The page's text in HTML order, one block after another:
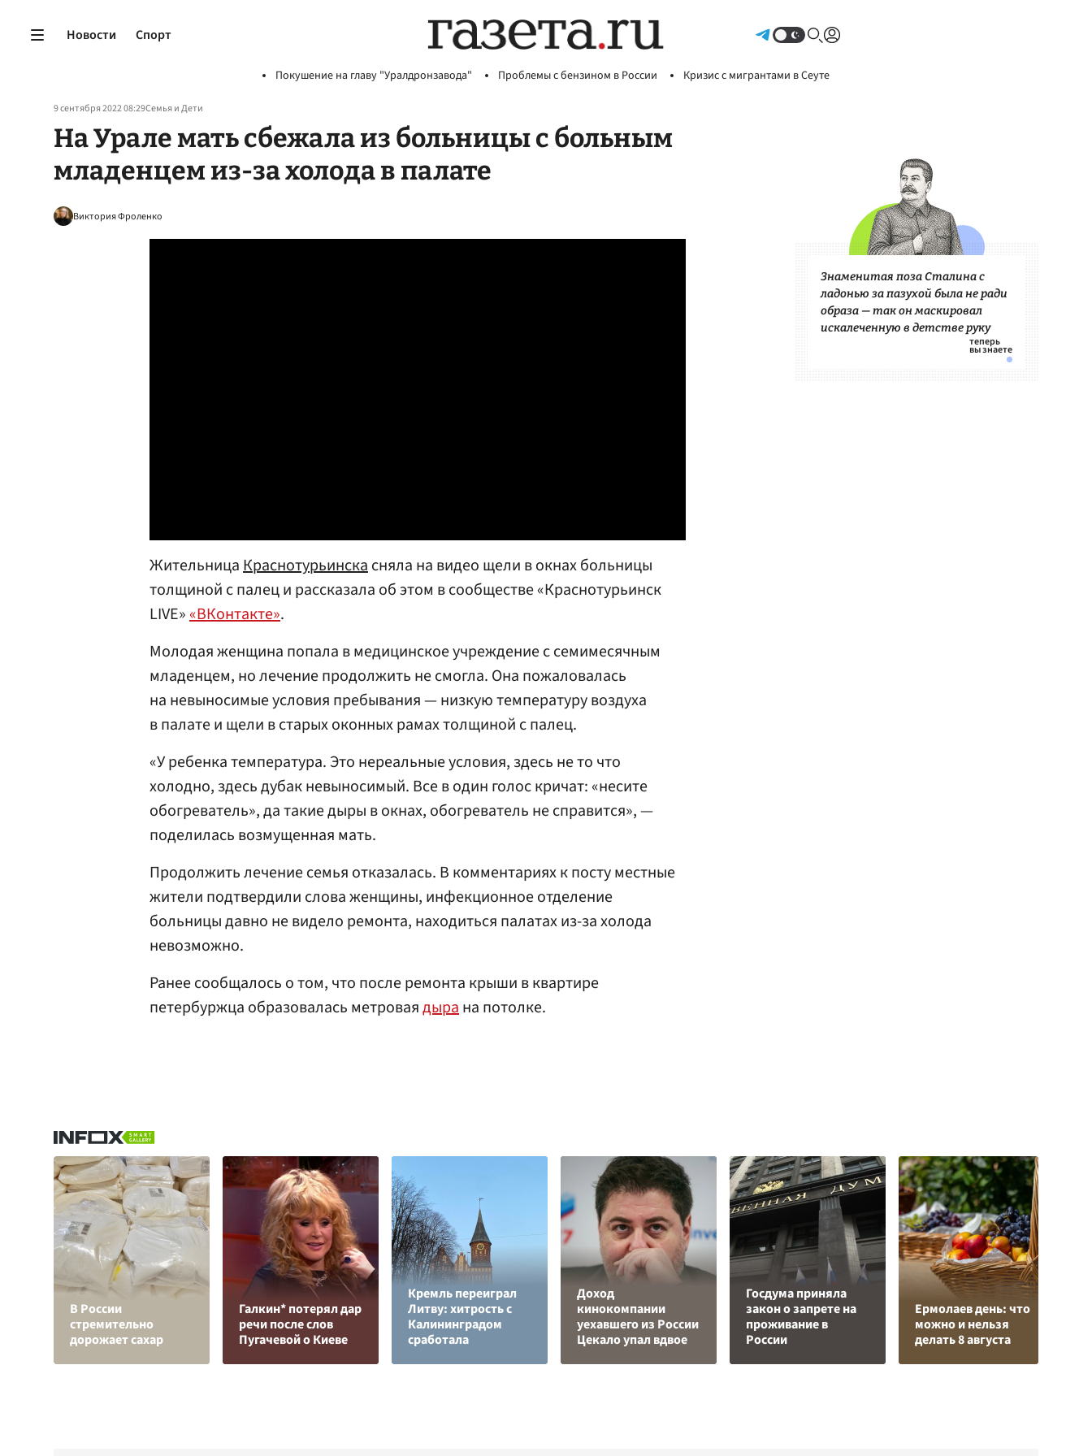
Новости Спорт
Покушение на главу "Уралдронзавода" Проблемы с бензином в России Кризис с мигрантами в Сеуте
9 сентября 2022 08:29Семья и Дети
На Урале мать сбежала из больницы с больным
младенцем из-за холода в палате
Виктория Фроленко
ЖительницаКраснотурьинскасняла на видео щели в окнах больницы
толщиной с палец и рассказала об этом в сообществе «Краснотурьинск
LIVE»«ВКонтакте».
Молодая женщина попала в медицинское учреждение с семимесячным
младенцем, но лечение продолжить не смогла. Она пожаловалась
на невыносимые условия пребывания — низкую температуру воздуха
в палате и щели в старых оконных рамах толщиной с палец.
«У ребенка температура. Это нереальные условия, здесь не то что
холодно, здесь дубак невыносимый. Все в один голос кричат: «несите
обогреватель», да такие дыры в окнах, обогреватель не справится», —
поделилась возмущенная мать.
Продолжить лечение семья отказалась. В комментариях к посту местные
жители подтвердили слова женщины, инфекционное отделение
больницы давно не видело ремонта, находиться палатах из-за холода
невозможно.
Ранее сообщалось о том, что после ремонта крыши в квартире
петербуржца образовалась метроваядырана потолке.
Знаменитая поза Сталина с
ладонью за пазухой была не ради
образа — так он маскировал
искалеченную в детстве руку
В России
стремительно
дорожает сахар
Галкин* потерял дар
речи после слов
Пугачевой о Киеве
Кремль переиграл
Литву: хитрость с
Калининградом
сработала
Доход
кинокомпании
уехавшего из России
Цекало упал вдвое
Госдума приняла
закон о запрете на
проживание в
России
Ермолаев день: что
можно и нельзя
делать 8 августа